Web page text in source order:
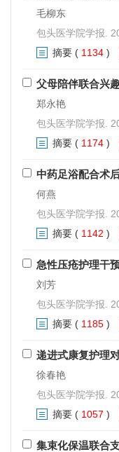
毛柳东
包头医学院学报.
摘要 ( 1134 )
父母陪伴联合兴
郑永艳
包头医学院学报.
摘要 ( 1174 )
中药足浴配合术
何燕
包头医学院学报.
摘要 ( 1142 )
急性压疮护理干
刘芳
包头医学院学报.
摘要 ( 1185 )
递进式康复护理
徐春艳
包头医学院学报.
摘要 ( 1057 )
集束化保温联合